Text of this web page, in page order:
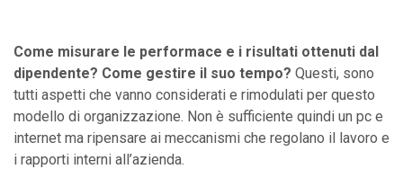
Come misurare le performace e i risultati ottenuti dal
dipendente? Come gestire il suo tempo? Questi, sono
tutti aspetti che vanno considerati e rimodulati per questo
modello di organizzazione. Non è sufficiente quindi un pc e
internet ma ripensare ai meccanismi che regolano il lavoro e
i rapporti interni all’azienda.